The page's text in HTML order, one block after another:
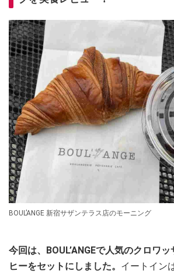
BOUL’ANGE 新宿サザンテラス店のモーニング
今回は、BOUL’ANGEで人気のクロワ
ヒーをセットにしました。 イートイン